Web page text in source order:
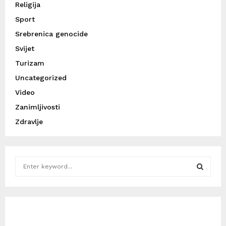
Religija
Sport
Srebrenica genocide
Svijet
Turizam
Uncategorized
Video
Zanimljivosti
Zdravlje